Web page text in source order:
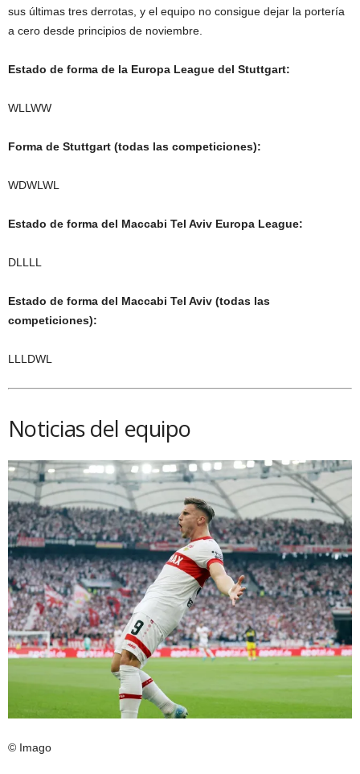
sus últimas tres derrotas, y el equipo no consigue dejar la portería
a cero desde principios de noviembre.
Estado de forma de la Europa League del Stuttgart:
WLLWW
Forma de Stuttgart (todas las competiciones):
WDWLWL
Estado de forma del Maccabi Tel Aviv Europa League:
DLLLL
Estado de forma del Maccabi Tel Aviv (todas las
competiciones):
LLLDWL
Noticias del equipo
© Imago